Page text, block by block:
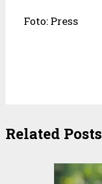
Foto: Press
Related Posts